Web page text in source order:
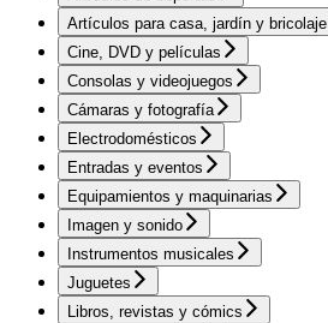
Artículos para casa, jardín y bricolaje
Cine, DVD y películas
Consolas y videojuegos
Cámaras y fotografía
Electrodomésticos
Entradas y eventos
Equipamientos y maquinarias
Imagen y sonido
Instrumentos musicales
Juguetes
Libros, revistas y cómics